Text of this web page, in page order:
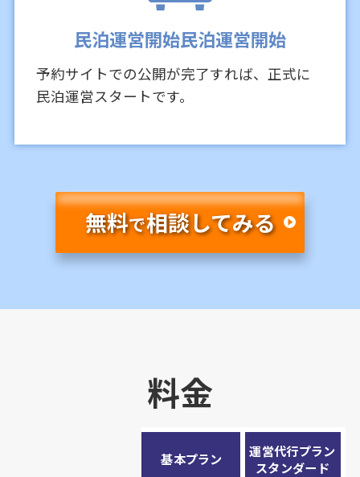
民泊運営開始民泊運営開始
予約サイトでの公開が完了すれば、正式に
民泊運営スタートです。
無料で相談してみる
料金
基本プラン
運営代行プラン
スタンダード